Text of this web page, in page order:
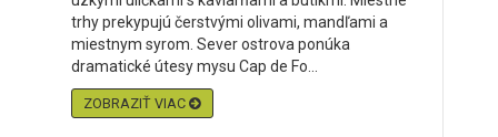
trhy prekypujú čerstvými olivami, mandľami a
miestnym syrom. Sever ostrova ponúka
dramatické útesy mysu Cap de Fo...
ZOBRAZIŤ VIAC